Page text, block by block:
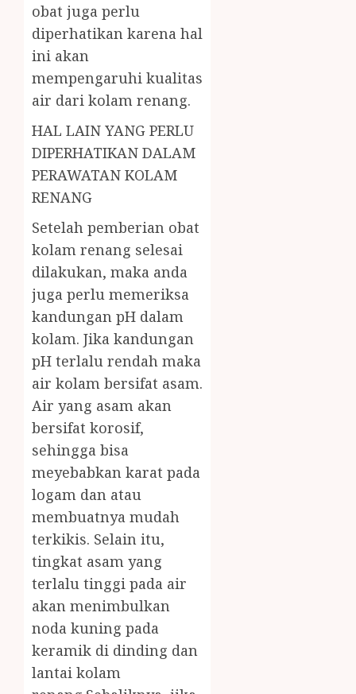
obat juga perlu
diperhatikan karena hal
ini akan
mempengaruhi kualitas
air dari kolam renang.
HAL LAIN YANG PERLU
DIPERHATIKAN DALAM
PERAWATAN KOLAM
RENANG
Setelah pemberian obat
kolam renang selesai
dilakukan, maka anda
juga perlu memeriksa
kandungan pH dalam
kolam. Jika kandungan
pH terlalu rendah maka
air kolam bersifat asam.
Air yang asam akan
bersifat korosif,
sehingga bisa
meyebabkan karat pada
logam dan atau
membuatnya mudah
terkikis. Selain itu,
tingkat asam yang
terlalu tinggi pada air
akan menimbulkan
noda kuning pada
keramik di dinding dan
lantai kolam